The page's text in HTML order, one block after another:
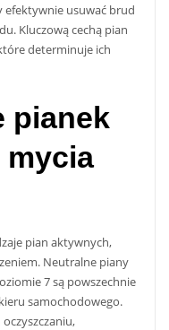
efektywnie usuwać brud
Kluczową cechą pian
determinuje ich
pianek
pian aktywnych,
Neutralne piany
7 są powszechnie
samochodowego.